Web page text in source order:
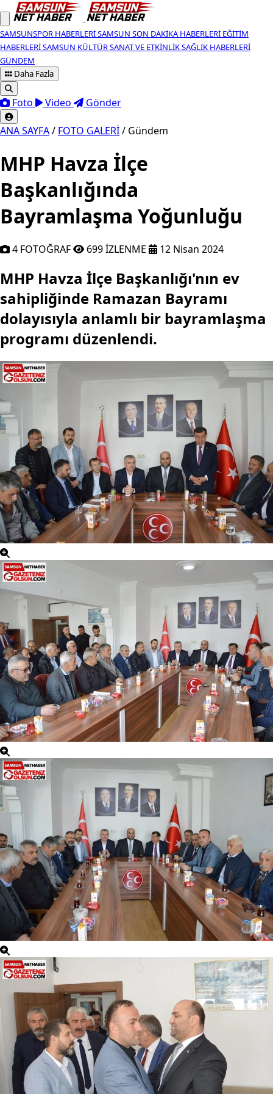
SAMSUNSPOR HABERLERISAMSUN SON DAKIKA HABERLERI EĞITIM
HABERLERISAMSUN KÜLTÜR SANAT VE ETKINLIKSAĞLIK HABERLERI
GÜNDEM
Daha Fazla
Foto Video Gönder
ANA SAYFA/ FOTO GALERİ/ Gündem
MHP Havza İlçe
Başkanlığında
Bayramlaşma Yoğunluğu
4 FOTOĞRAF 699 İZLENME 12 Nisan 2024
MHP Havza İlçe Başkanlığı'nın ev
sahipliğinde Ramazan Bayramı
dolayısıyla anlamlı bir bayramlaşma
programı düzenlendi.